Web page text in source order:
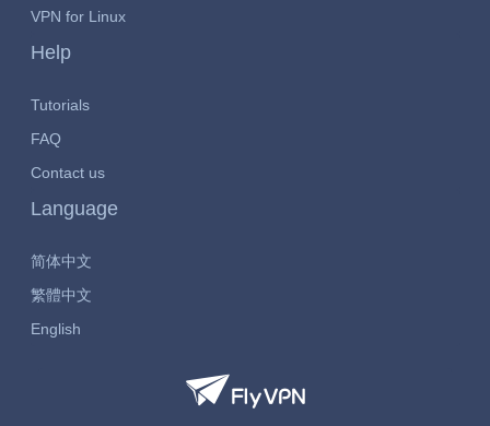
VPN for Linux
Help
Tutorials
FAQ
Contact us
Language
简体中文
繁體中文
English